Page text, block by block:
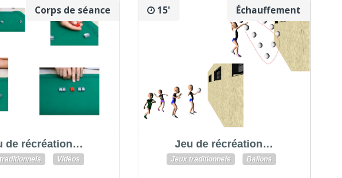
Corps de séance
de récréation…
Vidéos
Échauffement
15'
Jeu de récréation…
Jeux traditionnels Ballons